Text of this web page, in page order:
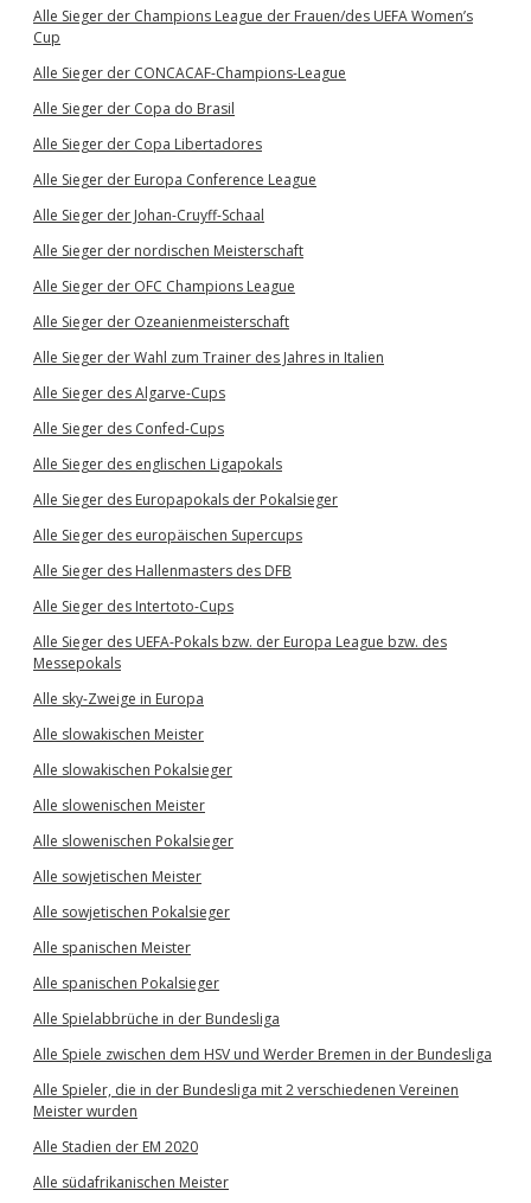
Alle Sieger der Champions League der Frauen/des UEFA Women’s
Cup
Alle Sieger der CONCACAF-Champions-League
Alle Sieger der Copa do Brasil
Alle Sieger der Copa Libertadores
Alle Sieger der Europa Conference League
Alle Sieger der Johan-Cruyff-Schaal
Alle Sieger der nordischen Meisterschaft
Alle Sieger der OFC Champions League
Alle Sieger der Ozeanienmeisterschaft
Alle Sieger der Wahl zum Trainer des Jahres in Italien
Alle Sieger des Algarve-Cups
Alle Sieger des Confed-Cups
Alle Sieger des englischen Ligapokals
Alle Sieger des Europapokals der Pokalsieger
Alle Sieger des europäischen Supercups
Alle Sieger des Hallenmasters des DFB
Alle Sieger des Intertoto-Cups
Alle Sieger des UEFA-Pokals bzw. der Europa League bzw. des
Messepokals
Alle sky-Zweige in Europa
Alle slowakischen Meister
Alle slowakischen Pokalsieger
Alle slowenischen Meister
Alle slowenischen Pokalsieger
Alle sowjetischen Meister
Alle sowjetischen Pokalsieger
Alle spanischen Meister
Alle spanischen Pokalsieger
Alle Spielabbrüche in der Bundesliga
Alle Spiele zwischen dem HSV und Werder Bremen in der Bundesliga
Alle Spieler, die in der Bundesliga mit 2 verschiedenen Vereinen
Meister wurden
Alle Stadien der EM 2020
Alle südafrikanischen Meister